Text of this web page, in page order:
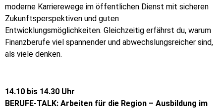
moderne Karrierewege im öffentlichen Dienst mit sicheren
Zukunftsperspektiven und guten
Entwicklungsmöglichkeiten. Gleichzeitig erfährst du, warum
Finanzberufe viel spannender und abwechslungsreicher sind,
als viele denken.
14.10 bis 14.30 Uhr
BERUFE-TALK: Arbeiten für die Region – Ausbildung im